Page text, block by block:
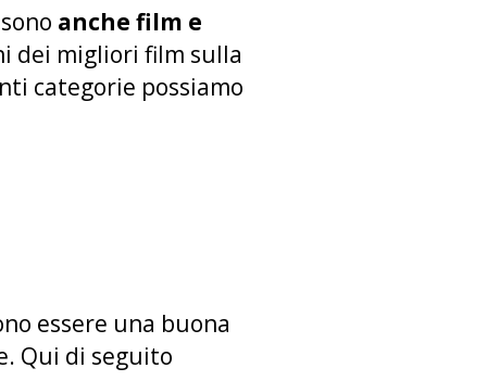
anche film e
dei migliori film sulla
categorie possiamo
essere una buona
Qui di seguito